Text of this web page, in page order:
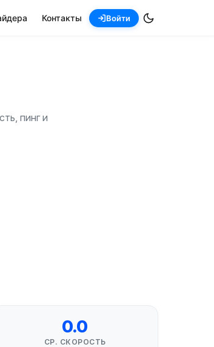
Контакты Войти
пинг и
0.0
СР. СКОРОСТЬ